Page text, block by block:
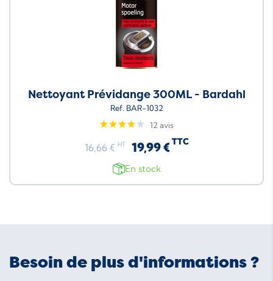
Nettoyant Prévidange 300ML - Bardahl
Ref. BAR-1032
12 avis
16,66 € HT 19,99 € TTC
En stock
Besoin de plus d'informations ?